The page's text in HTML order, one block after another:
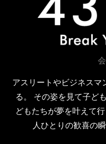
アスリートやビジネスマ
る。 その姿を見て子ど
どもたちが夢を叶えて
人ひとりの歓喜の